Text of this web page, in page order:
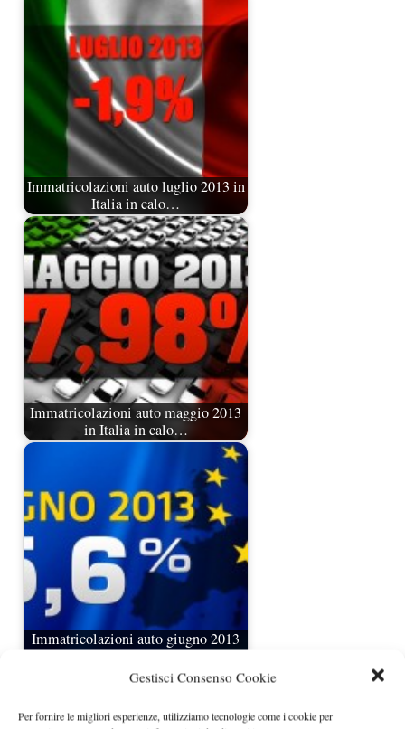
Gestisci Consenso Cookie
Per fornire le migliori esperienze, utilizziamo tecnologie come i cookie per
Immatricolazioni auto luglio 2013 in
Italia in calo…
Immatricolazioni auto maggio 2013
in Italia in calo…
Immatricolazioni auto giugno 2013
in Europa in calo del 5,6%